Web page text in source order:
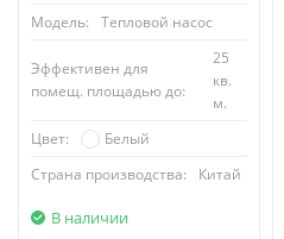
Модель: Тепловой насос
Эффективен для
помещ. площадью до:
25
кв.
м.
Цвет:
Белый
Страна производства:
Китай
В наличии